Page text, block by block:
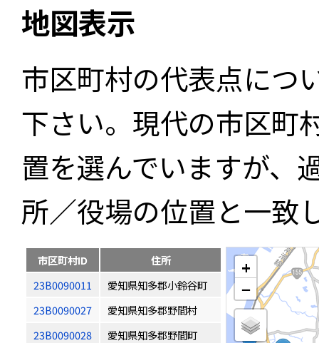
地図表示
市区町村の代表点につ
下さい。現代の市区町
置を選んでいますが、
所／役場の位置と一致
市区町村ID
住所
23B0090011
愛知県知多郡小鈴谷町
23B0090027
愛知県知多郡野間村
23B0090028
愛知県知多郡野間町
+
−